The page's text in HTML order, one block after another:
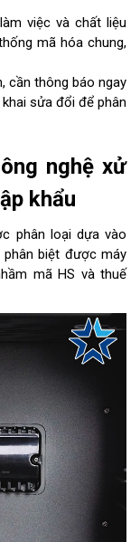
việc và chất liệu
mã hóa chung,
cần thông báo ngay
sửa đổi để phân
nghệ xử
khẩu
phân loại dựa vào
biệt được máy
mã HS và thuế